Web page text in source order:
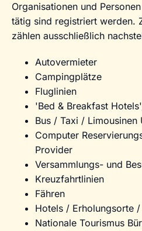
Organisationen und
tätig sind registriert werden.
zählen ausschließlich
Autovermieter
Campingplätze
Fluglinien
'Bed & Breakfast
Bus / Taxi / Limousinen
Computer
Provider
Versammlungs- und
Kreuzfahrtlinien
Fähren
Hotels / Erholungsorte
Nationale Tourismus